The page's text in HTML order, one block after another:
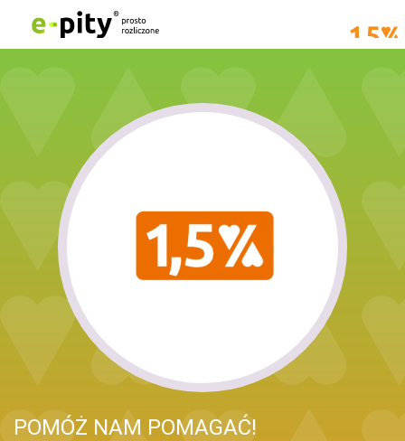
POMÓŻ NAM POMAGAĆ!